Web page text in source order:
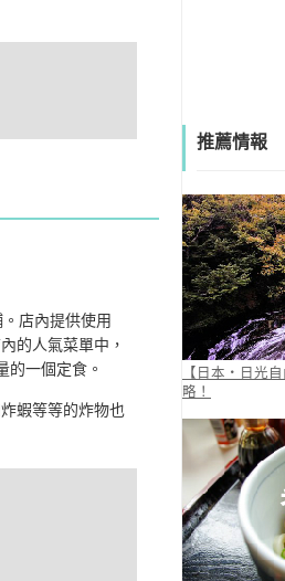
店內提供使用
的人氣菜單中，
的一個定食。
蝦等等的炸物也
推薦情報
【日本・日光
略！